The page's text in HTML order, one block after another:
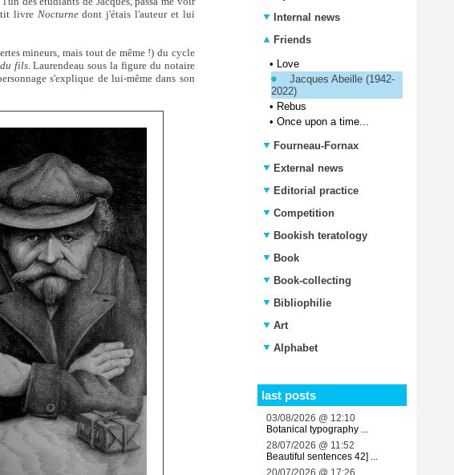
livre Nocturnedont j'étais l'auteur et lui
mineurs, mais tout de même !) du cycle
fils. Laurendeau sous la figure du notaire
s'explique de lui-même dans son
Internal news
Friends
• Love
Jacques Abeille (1942-
2022)
• Rebus
• Once upon a time...
Fourneau-Fornax
External news
Editorial practice
Competition
Bookish teratology
Book
Book-collecting
Bibliophilie
Art
Alphabet
last posts
03/08/2026 @ 12:10
Botanical typography ...
28/07/2026 @ 11:52
Beautiful sentences 42] ...
20/07/2026 @ 17:26